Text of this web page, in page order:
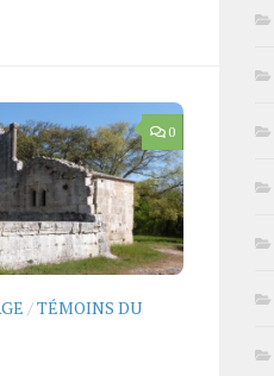
0
/TÉMOINS DU